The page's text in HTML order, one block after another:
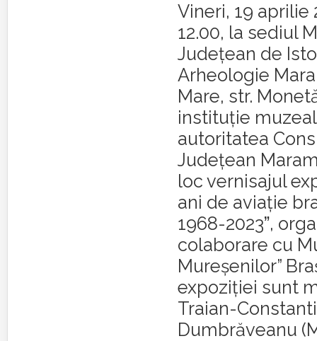
Vineri, 19 aprilie
12.00, la sediul
Judeţean de
Arheologie
Mare, str.
instituție
autoritatea
Județean
loc vernisajul
ani de aviație
1968-2023ˮ,
colaborare cu
Mureșenilor”
expoziției sunt
Traian-
Dumbrăveanu